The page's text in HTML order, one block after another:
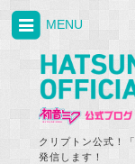
クリプトン公式！
発信します！
MENU